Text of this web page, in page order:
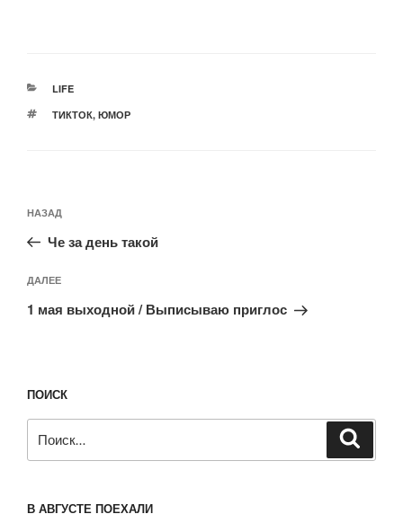
РУБРИКИ
LIFE
МЕТКИ
ТИКТОК, ЮМОР
по
записям
Предыдущая
запись:
НАЗАД
Че за день такой
Следующая
запись
ДАЛЕЕ
1 мая выходной / Выписываю приглос
ПОИСК
В АВГУСТЕ ПОЕХАЛИ